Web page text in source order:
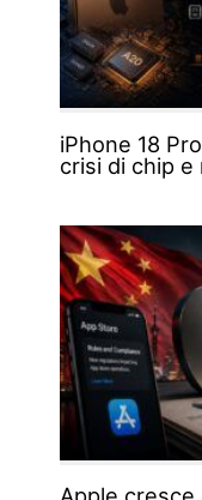
iPhone 18
crisi di chip e